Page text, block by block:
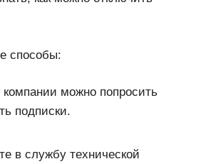
способы:
можно попросить
подписки.
в службу технической